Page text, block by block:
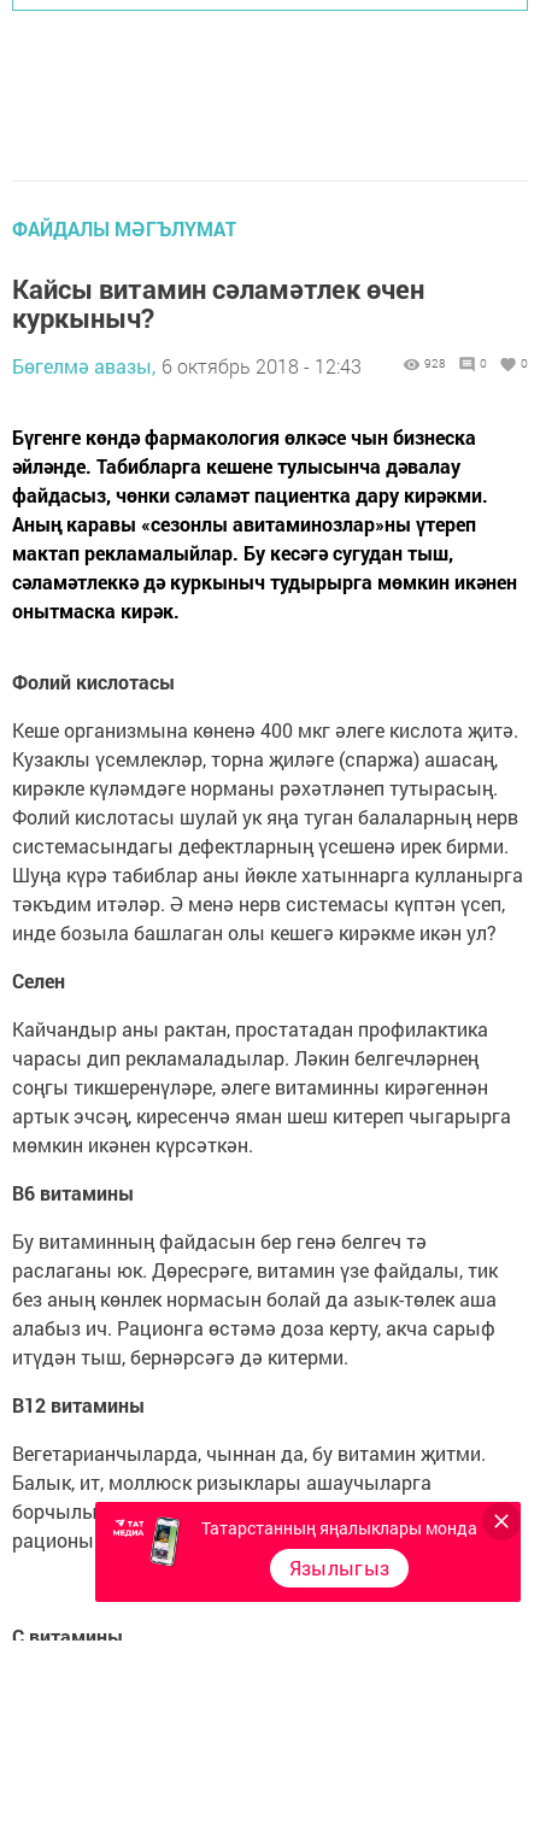
ФАЙДАЛЫ МӘГЪЛҮМАТ
Кайсы витамин сәламәтлек өчен
куркыныч?
Бөгелмә авазы, 6 октябрь 2018 - 12:43 928 0 0
Бүгенге көндә фармакология өлкәсе чын бизнеска
әйләнде. Табибларга кешене тулысынча дәвалау
файдасыз, чөнки сәламәт пациентка дару кирәкми.
Аның каравы «сезонлы авитаминозлар»ны үтереп
мактап рекламалыйлар. Бу кесәгә сугудан тыш,
сәламәтлеккә дә куркыныч тудырырга мөмкин икәнен
онытмаска кирәк.
Фолий кислотасы
Кеше организмына көненә 400 мкг әлеге кислота җитә.
Кузаклы үсемлекләр, торна җиләге (спаржа) ашасаң,
кирәкле күләмдәге норманы рәхәтләнеп тутырасың.
Фолий кислотасы шулай ук яңа туган балаларның нерв
системасындагы дефектларның үсешенә ирек бирми.
Шуңа күрә табиблар аны йөкле хатыннарга кулланырга
тәкъдим итәләр. Ә менә нерв системасы күптән үсеп,
инде бозыла башлаган олы кешегә кирәкме икән ул?
Селен
Кайчандыр аны рактан, простатадан профилактика
чарасы дип рекламаладылар. Ләкин белгечләрнең
соңгы тикшеренүләре, әлеге витаминны кирәгеннән
артык эчсәң, киресенчә яман шеш китереп чыгарырга
мөмкин икәнен күрсәткән.
В6 витамины
Бу витаминның файдасын бер генә белгеч тә
раслаганы юк. Дөресрәге, витамин үзе файдалы, тик
без аның көнлек нормасын болай да азык-төлек аша
алабыз ич. Рационга өстәмә доза керту, акча сарыф
итүдән тыш, бернәрсәгә дә китерми.
В12 витамины
Вегетарианчыларда, чыннан да, бу витамин җитми.
Балык, ит, моллюск ризыклары ашаучыларга
борчылырга кирәкми. Кеше куян түгел, аның
рационында итле ашамлыклар да булырга тиеш.
С витамины
Татарстанның яңалыклары монда
Язылыгыз